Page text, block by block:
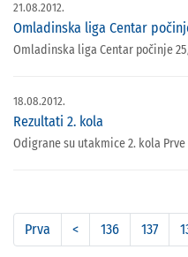
21.08.2012.
Omladinska liga Centar
Omladinska liga Centar počinje
18.08.2012.
Rezultati 2. kola
Odigrane su utakmice 2. kola Prve
Prva < 136 137